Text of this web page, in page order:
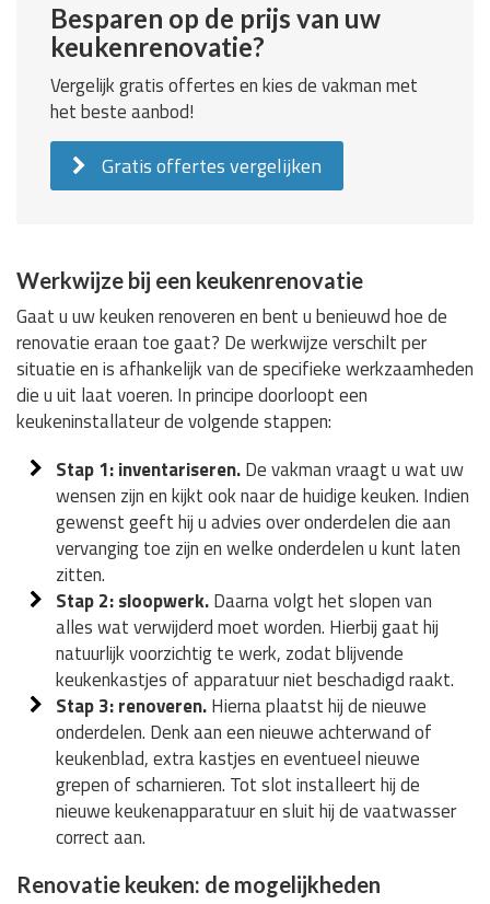
Besparen op de prijs van uw
keukenrenovatie?
Vergelijk gratis offertes en kies de vakman met
het beste aanbod!
Gratis offertes vergelijken
Werkwijze bij een keukenrenovatie
Gaat u uw keuken renoveren en bent u benieuwd hoe de
renovatie eraan toe gaat? De werkwijze verschilt per
situatie en is afhankelijk van de specifieke werkzaamheden
die u uit laat voeren. In principe doorloopt een
keukeninstallateur de volgende stappen:
Stap 1: inventariseren.De vakman vraagt u wat uw
wensen zijn en kijkt ook naar de huidige keuken. Indien
gewenst geeft hij u advies over onderdelen die aan
vervanging toe zijn en welke onderdelen u kunt laten
zitten.
Stap 2: sloopwerk.Daarna volgt het slopen van
alles wat verwijderd moet worden. Hierbij gaat hij
natuurlijk voorzichtig te werk, zodat blijvende
keukenkastjes of apparatuur niet beschadigd raakt.
Stap 3: renoveren.Hierna plaatst hij de nieuwe
onderdelen. Denk aan een nieuwe achterwand of
keukenblad, extra kastjes en eventueel nieuwe
grepen of scharnieren. Tot slot installeert hij de
nieuwe keukenapparatuur en sluit hij de vaatwasser
correct aan.
Renovatie keuken: de mogelijkheden